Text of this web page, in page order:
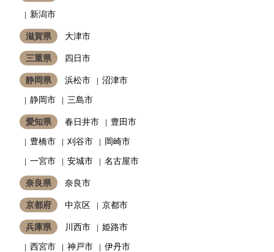
新潟市
滋賀県 大津市
三重県 四日市
静岡県 浜松市
沼津市
静岡市
三島市
愛知県 春日井市
豊田市
豊橋市
刈谷市
岡崎市
一宮市
安城市 名古屋市
奈良県 奈良市
京都府 中京区 京都市
兵庫県 川西市
姫路市
西宮市
神戸市 伊丹市